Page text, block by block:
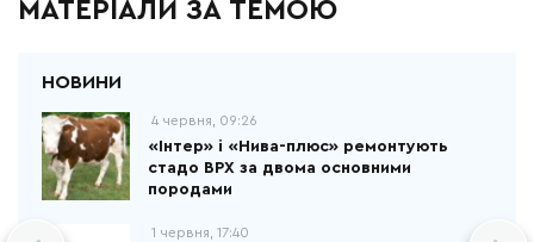
МАТЕРІАЛИ ЗА ТЕМОЮ
4 червня, 09:26
«Інтер» і «Нива-плюс» ремонтують
стадо ВРХ за двома основними
породами
1 червня, 17:40